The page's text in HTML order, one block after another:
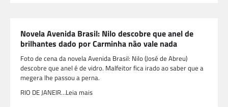
Novela Avenida Brasil: Nilo descobre que anel de
brilhantes dado por Carminha não vale nada
Foto de cena da novela Avenida Brasil: Nilo (José de Abreu)
descobre que anel é de vidro. Malfeitor fica irado ao saber que a
megera lhe passou a perna.
RIO DE JANEIR…Leia mais